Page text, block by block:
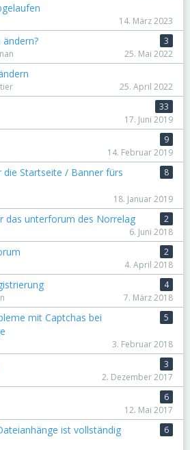
14. März 2023
3
25. Mai 2022
25. April 2022
33
17. Juni 2019
9
14. Februar 2019
die Startseite / Banner fürs
8
18. Januar 2019
das unterforum des Norrelag
2
6. Juni 2018
2
4. April 2018
4
7. März 2018
mit Captchas bei
5
3. Februar 2018
3
2. Dezember 2017
6
12. Mai 2017
ist vollständig
6